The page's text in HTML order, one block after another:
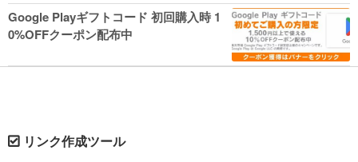
Google Playギフトコード 初回購入時 1
0%OFFクーポン配布中
リンク作成ツール